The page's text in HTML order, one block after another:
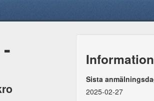
Information
Sista
2025-02-27